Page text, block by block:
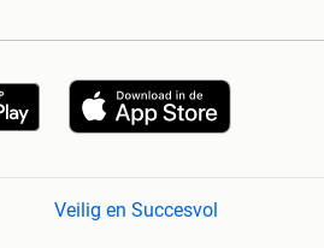
Veilig en Succesvol